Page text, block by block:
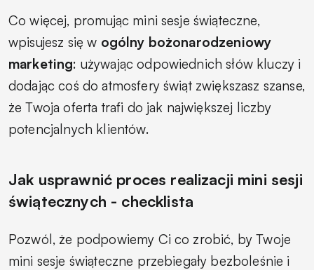
Co więcej, promując mini sesje świąteczne,
wpisujesz się w ogólny bożonarodzeniowy
marketing: używając odpowiednich słów kluczy i
dodając coś do atmosfery świąt zwiększasz szanse,
że Twoja oferta trafi do jak największej liczby
potencjalnych klientów.
Jak usprawnić proces realizacji mini sesji
świątecznych - checklista
Pozwól, że podpowiemy Ci co zrobić, by Twoje
mini sesje świąteczne przebiegały bezboleśnie i